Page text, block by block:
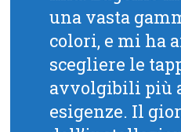
una vasta
colori, e mi ha
scegliere le
avvolgibili più
esigenze. Il